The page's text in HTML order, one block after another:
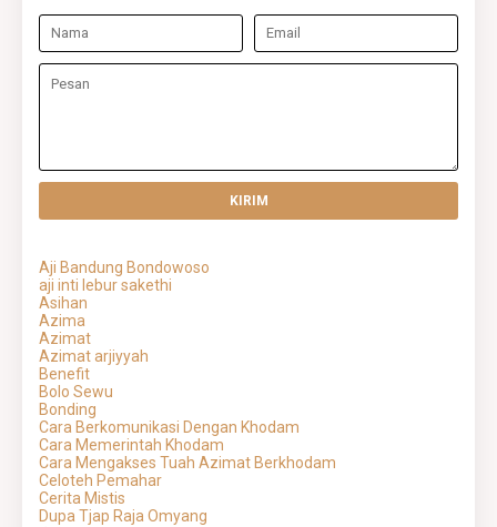
Aji Bandung Bondowoso
aji inti lebur sakethi
Asihan
Azima
Azimat
Azimat arjiyyah
Benefit
Bolo Sewu
Bonding
Cara Berkomunikasi Dengan Khodam
Cara Memerintah Khodam
Cara Mengakses Tuah Azimat Berkhodam
Celoteh Pemahar
Cerita Mistis
Dupa Tjap Raja Omyang